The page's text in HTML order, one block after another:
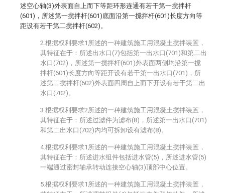
述空心轴(3)外表面自上而下等距环形连通有若干第一搅拌杆
(601)，所述第一搅拌杆(601)底面沿第一搅拌杆(601)长度方向等
距设有若干第二搅拌杆(602)。
2.根据权利要求1所述的一种建筑施工用混凝土搅拌装置，
其特征在于：所述出水口(7)包括第一出水口(701)和第二出
水口(702)，所述第一搅拌杆(601)外表面两侧均沿第一搅
拌杆(601)长度方向等距开设有若干第一出水口(701)，所
述第二搅拌杆(602)外表面四周自上而下开设有若干第二出
水口(702)。
3.根据权利要求2所述的一种建筑施工用混凝土搅拌装置，
其特征在于：所述过滤件为滤布(8)，所述第一出水口(701)
和第二出水口(702)内均可拆卸设有滤布(8)。
4.根据权利要求1所述的一种建筑施工用混凝土搅拌装置，
其特征在于：所述进水组件包括进水管(5)，所述进水管(5)
一端通过密封轴承转动连接空心轴(3)顶部中心位置。
5.根据权利要求1所述的一种建筑施工用混凝土搅拌装置，